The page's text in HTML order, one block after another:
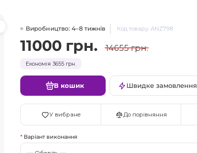
Виробництво: 4–8 тижнів Код товару: ANZ798
11000 грн. 14655 грн.
Економія 3655 грн.
В кошик Швидке замовлення
У вибране До порівняння
Варіант виконання